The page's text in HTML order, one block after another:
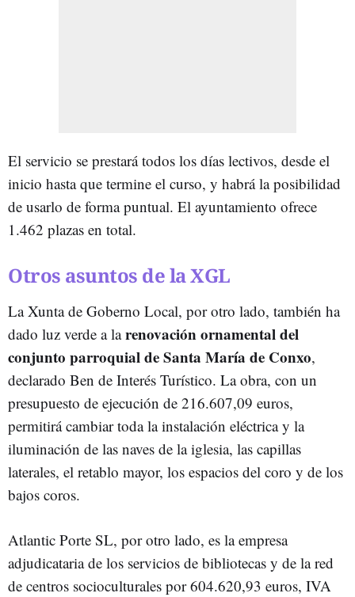
El servicio se prestará todos los días lectivos, desde el
inicio hasta que termine el curso, y habrá la posibilidad
de usarlo de forma puntual. El ayuntamiento ofrece
1.462 plazas en total.
Otros asuntos de la XGL
La Xunta de Goberno Local, por otro lado, también ha
dado luz verde a larenovación ornamental del
conjunto parroquial de Santa María de Conxo,
declarado Ben de Interés Turístico. La obra, con un
presupuesto de ejecución de 216.607,09 euros,
permitirá cambiar toda la instalación eléctrica y la
iluminación de las naves de la iglesia, las capillas
laterales, el retablo mayor, los espacios del coro y de los
bajos coros.
Atlantic Porte SL, por otro lado, es la empresa
adjudicataria de los servicios de bibliotecas y de la red
de centros socioculturales por 604.620,93 euros, IVA